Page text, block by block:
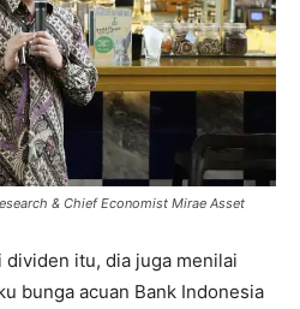
& Chief Economist Mirae Asset
dividen itu, dia juga menilai
bunga acuan Bank Indonesia